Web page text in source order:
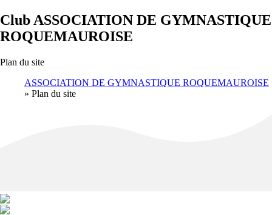
Club ASSOCIATION DE GYMNASTIQUE
ROQUEMAUROISE
Plan du site
ASSOCIATION DE GYMNASTIQUE ROQUEMAUROISE
» Plan du site